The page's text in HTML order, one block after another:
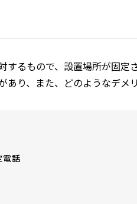
するもので、設置場所が固
り、また、どのようなデメ
電話